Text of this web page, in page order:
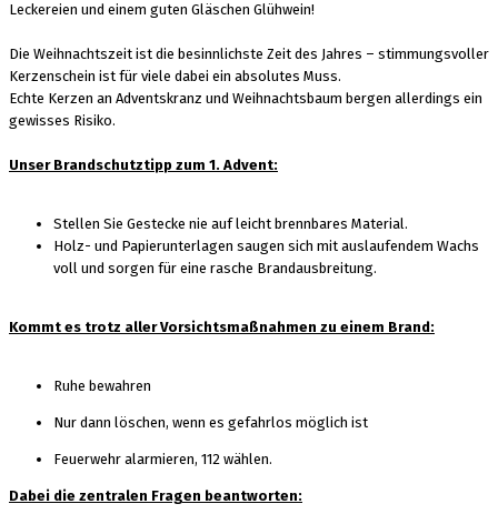
Leckereien und einem guten Gläschen Glühwein!
Die Weihnachtszeit ist die besinnlichste Zeit des Jahres – stimmungsvoller
Kerzenschein ist für viele dabei ein absolutes Muss.
Echte Kerzen an Adventskranz und Weihnachtsbaum bergen allerdings ein
gewisses Risiko.
Unser Brandschutztipp zum 1. Advent:
Stellen Sie Gestecke nie auf leicht brennbares Material.
Holz- und Papierunterlagen saugen sich mit auslaufendem Wachs
voll und sorgen für eine rasche Brandausbreitung.
Kommt es trotz aller Vorsichtsmaßnahmen zu einem Brand:
Ruhe bewahren
Nur dann löschen, wenn es gefahrlos möglich ist
Feuerwehr alarmieren, 112 wählen.
Dabei die zentralen Fragen beantworten: